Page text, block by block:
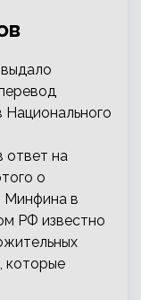
ответ на
о
Минфина в
РФ известно
которые